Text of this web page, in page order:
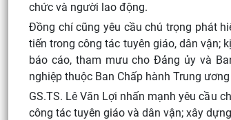
chức và người lao động.
Đồng chí cũng yêu cầu chú trọng phát
tiến trong công tác tuyên giáo, dân vận;
báo cáo, tham mưu cho Đảng ủy và
nghiệp thuộc Ban Chấp hành Trung
GS.TS. Lê Văn Lợi nhấn mạnh yêu cầu
công tác tuyên giáo và dân vận; xây